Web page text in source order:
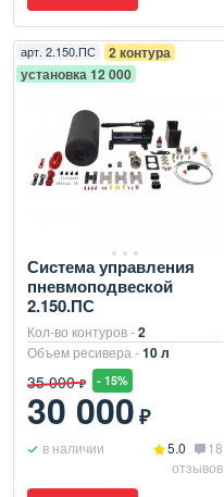
арт. 2.150.ПС
2 контура
установка 12 000
Система управления
пневмоподвеской
2.150.ПС
Кол-во контуров -2
Объем ресивера -10 л
35 000 ₽ - 15%
30 000₽
в наличии 5.0
18
отзывов